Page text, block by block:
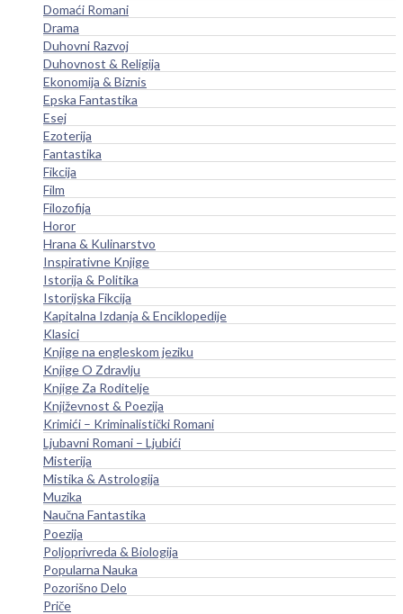
Domaći Romani
Drama
Duhovni Razvoj
Duhovnost & Religija
Ekonomija & Biznis
Epska Fantastika
Esej
Ezoterija
Fantastika
Fikcija
Film
Filozofija
Horor
Hrana & Kulinarstvo
Inspirativne Knjige
Istorija & Politika
Istorijska Fikcija
Kapitalna Izdanja & Enciklopedije
Klasici
Knjige na engleskom jeziku
Knjige O Zdravlju
Knjige Za Roditelje
Književnost & Poezija
Krimići – Kriminalistički Romani
Ljubavni Romani – Ljubići
Misterija
Mistika & Astrologija
Muzika
Naučna Fantastika
Poezija
Poljoprivreda & Biologija
Popularna Nauka
Pozorišno Delo
Priče